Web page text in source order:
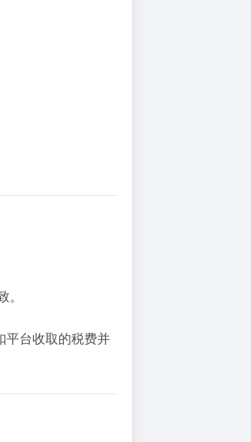
。
平台收取的税费并